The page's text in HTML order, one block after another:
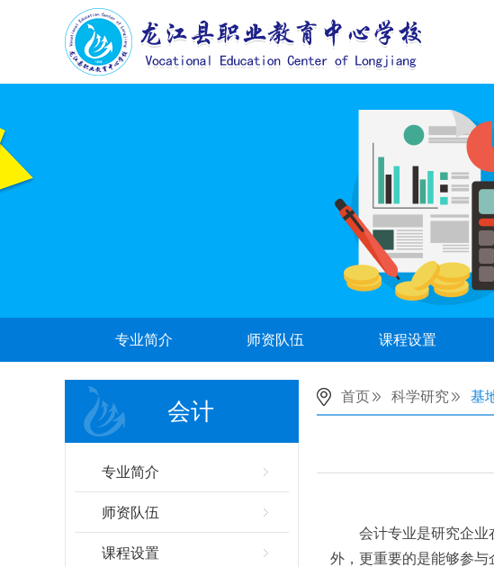
专业简介 师资队伍 课程设置
会计
专业简介
师资队伍
课程设置
首页 科学研究 基
会计专业是研究企业
外，更重要的是能够参与